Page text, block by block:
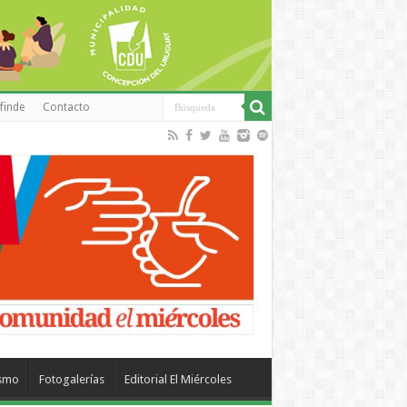
Contacto
Fotogalerías Editorial El Miércoles